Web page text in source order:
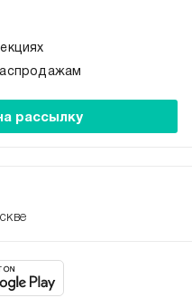
рассылку